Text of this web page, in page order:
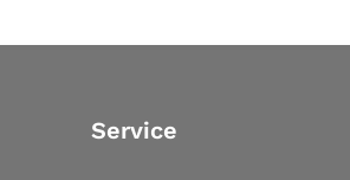
Service